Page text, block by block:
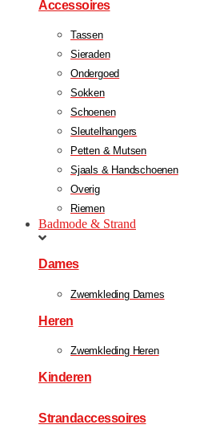
Accessoires
Tassen
Sieraden
Ondergoed
Sokken
Schoenen
Sleutelhangers
Petten & Mutsen
Sjaals & Handschoenen
Overig
Riemen
Badmode & Strand
Dames
Zwemkleding Dames
Heren
Zwemkleding Heren
Kinderen
Strandaccessoires